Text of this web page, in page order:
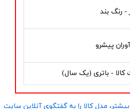
- رنگ بند
پیشرو
کالا - باتری (یک سال)
مدل کالا را به گفتگوی آنلاین سایت